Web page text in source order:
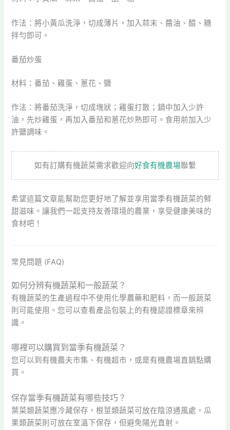
作法：將小黃瓜洗淨，切成薄片，加入蒜末、醬油、醋、糖
拌勻即可。
番茄炒蛋
材料：番茄、雞蛋、蔥花、鹽
作法：將番茄洗淨，切成塊狀；雞蛋打散；鍋中加入少許
油，先炒雞蛋，再加入番茄和蔥花炒熟即可。食用前加入少
許鹽調味。
如有訂購有機蔬菜需求歡迎向好食有機農場聯繫
希望這篇文章能幫助您更好地了解並享用當季有機蔬菜的鮮
甜滋味。讓我們一起支持友善環境的農業，享受健康美味的
食材吧！
常見問題 (FAQ)
如何分辨有機蔬菜和一般蔬菜？
有機蔬菜的生產過程中不使用化學農藥和肥料，而一般蔬菜
則可能使用。您可以查看產品包裝上的有機認證標章來辨
識。
哪裡可以購買到當季有機蔬菜？
您可以到有機農夫市集、有機超市，或是有機農場直銷點購
買。
保存當季有機蔬菜有哪些技巧？
葉菜類蔬菜應冷藏保存，根莖類蔬菜可放在陰涼通風處，瓜
果類蔬菜則可放在室溫下保存，但避免陽光直射。